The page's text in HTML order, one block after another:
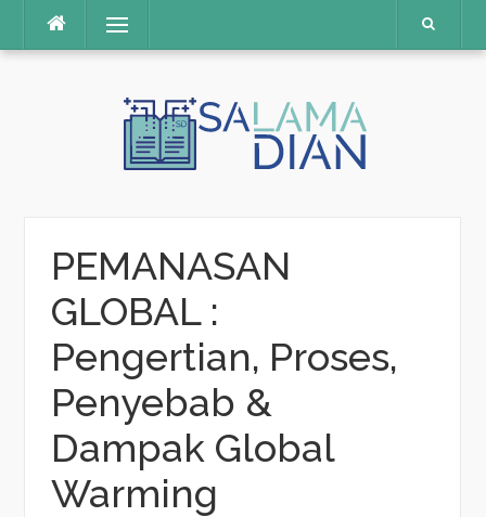
Menu
PEMANASAN
GLOBAL :
Pengertian, Proses,
Penyebab &
Dampak Global
Warming